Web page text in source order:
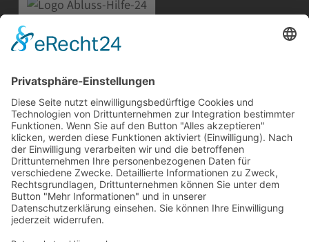
Straße am Flugplatz 6a
12487 Berlin
Telefon:030 91207932
Mobil:0171 2913856
E-Mail:info@abfluss-hilfe-24.de
Home
Impressum